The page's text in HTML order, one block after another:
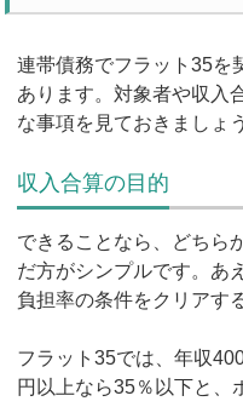
連帯債務でフラット35を
あります。対象者や収入
な事項を見ておきましょ
収入合算の目的
できることなら、どちら
だ方がシンプルです。あ
負担率の条件をクリアす
フラット35では、年収
円以上なら35％以下と、